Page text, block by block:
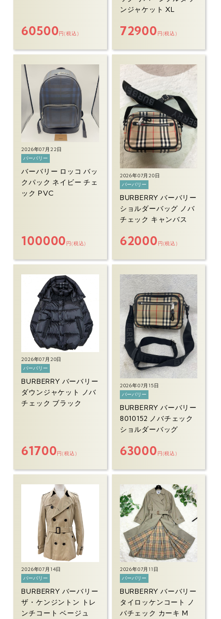
60500円(税込)
ンジャケット XL
72900 円(税込)
2026年07月22日
バーバリー
バーバリー ロッコ バッ
クパック ネイビー チェ
ック PVC
100000 円(税込)
2026年07月20日
バーバリー
BURBERRY バーバリー
ショルダーバッグ ノバ
チェック キャンバス
62000 円(税込)
2026年07月20日
バーバリー
BURBERRY バーバリー
ダウンジャケット ノバ
チェック ブラック
61700円(税込)
2026年07月15日
バーバリー
BURBERRY バーバリー
8010152 ノバチェック
ショルダーバッグ
63000 円(税込)
2026年07月14日
バーバリー
BURBERRY バーバリー
ザ・ケンジントン トレ
ンチコート ベージュ
2026年07月11日
バーバリー
BURBERRY バーバリー
タイロッケンコート ノ
バチェック カーキ M